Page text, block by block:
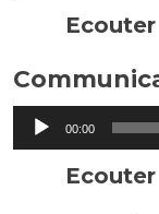
Lecteur
audio
00:00